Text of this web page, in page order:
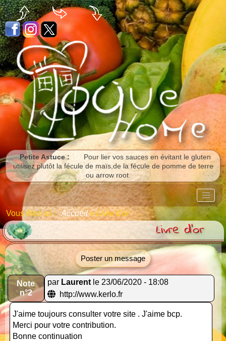
Petite Astuce :
Pour lier vos sauces en évitant le gluten
utilisez plutôt la fécule de maïs,de la fécule de pomme de terre
ou arrow root.
Vous êtes ici :Accueil»Livre d'or
Livre d'or
Poster un message
Note
n°2
par Laurentle 23/06/2020 - 18:08
http://www.kerlo.fr
J'aime toujours consulter votre site . J'aime bcp.
Merci pour votre contribution.
Bonne continuation
Panneau de gestion des cookies